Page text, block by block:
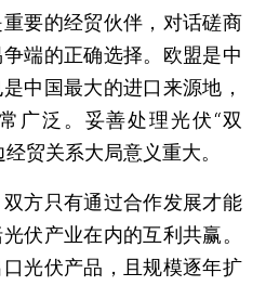
的经贸伙伴，对话磋商
端的正确选择。欧盟是中
中国最大的进口来源地，
广泛。妥善处理光伏“双
贸关系大局意义重大。
只有通过合作发展才能
伏产业在内的互利共赢。
光伏产品，且规模逐年扩